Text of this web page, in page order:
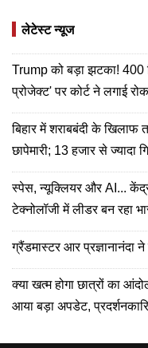
लेटेस्ट न्यूज
Trump को बड़ा झटका!
प्रोजेक्ट' पर कोर्ट ने लगाई रोक
बिहार में शराबबंदी के
छापेमारी; 13 हजार से ज्यादा
स्पेस, न्यूक्लियर और AI...
टेक्नोलॉजी में लीडर बन रहा
ग्रैंडमास्टर आर प्रज्ञानानंदा
क्या खत्म होगा छात्रों का
आया बड़ा अपडेट,